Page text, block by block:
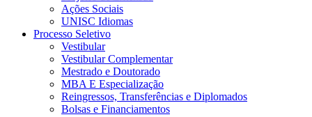
Ações Sociais
UNISC Idiomas
Processo Seletivo
Vestibular
Vestibular Complementar
Mestrado e Doutorado
MBA E Especialização
Reingressos, Transferências e Diplomados
Bolsas e Financiamentos